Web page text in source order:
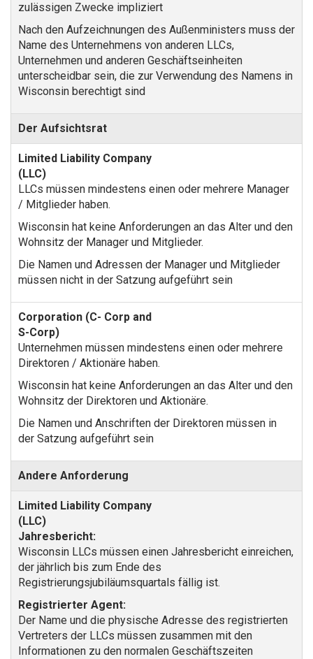
zulässigen Zwecke impliziert
Nach den Aufzeichnungen des Außenministers muss der
Name des Unternehmens von anderen LLCs,
Unternehmen und anderen Geschäftseinheiten
unterscheidbar sein, die zur Verwendung des Namens in
Wisconsin berechtigt sind
Der Aufsichtsrat
LLCs müssen mindestens einen oder mehrere Manager
/ Mitglieder haben.
Wisconsin hat keine Anforderungen an das Alter und den
Wohnsitz der Manager und Mitglieder.
Die Namen und Adressen der Manager und Mitglieder
müssen nicht in der Satzung aufgeführt sein
Unternehmen müssen mindestens einen oder mehrere
Direktoren / Aktionäre haben.
Wisconsin hat keine Anforderungen an das Alter und den
Wohnsitz der Direktoren und Aktionäre.
Die Namen und Anschriften der Direktoren müssen in
der Satzung aufgeführt sein
Andere Anforderung
Jahresbericht:
Wisconsin LLCs müssen einen Jahresbericht einreichen,
der jährlich bis zum Ende des
Registrierungsjubiläumsquartals fällig ist.
Registrierter Agent:
Der Name und die physische Adresse des registrierten
Vertreters der LLCs müssen zusammen mit den
Informationen zu den normalen Geschäftszeiten